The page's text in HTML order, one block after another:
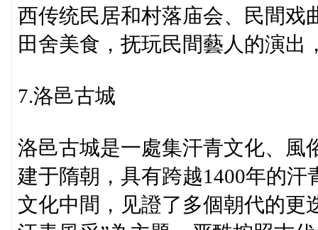
西传统民居和村落庙会、民間戏
田舍美食，抚玩民間藝人的演出
7.洛邑古城
洛邑古城是一處集汗青文化、風
建于隋朝，具有跨越1400年的
文化中間，见證了多個朝代的更